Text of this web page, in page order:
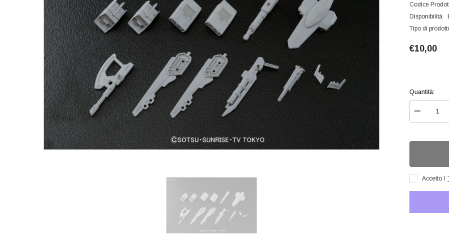
Codice
Disponibilità
Tipo di
€10,00
Quantità:
Diminuisci
quantità
Arms
1/144
Accetto I